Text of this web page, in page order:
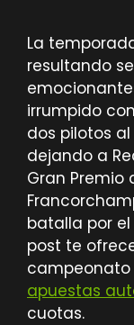
La
resultando
irrumpido
dos pilotos
dejando a
Gran Premio
batalla por
post te
campeonato
apuestas
cuotas.